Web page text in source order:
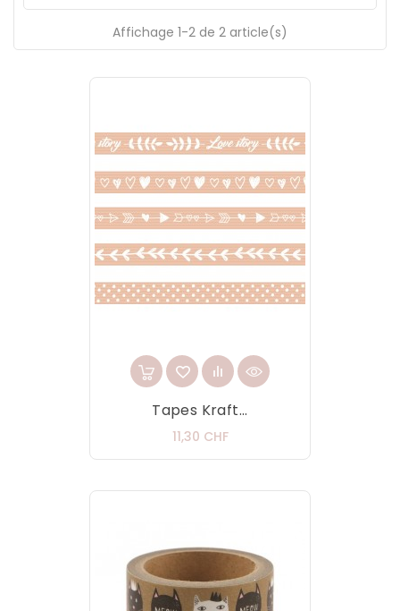
Affichage 1-2 de 2 article(s)
Tapes Kraft...
11,30 CHFPrix